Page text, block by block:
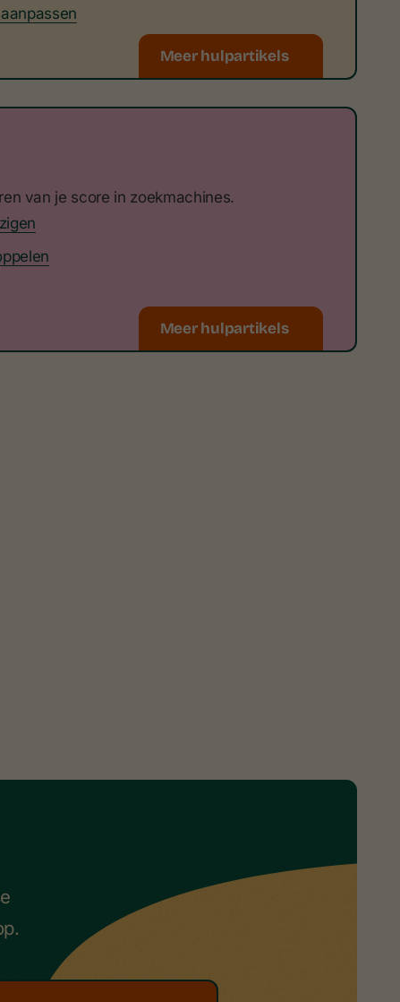
Meer hulpartikels
van je score in zoekmachines.
Meer hulpartikels